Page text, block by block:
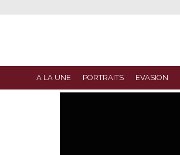
A LA UNE PORTRAITS EVASION